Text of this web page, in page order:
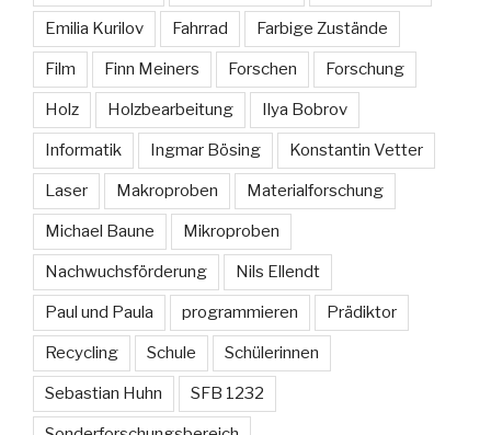
Emilia Kurilov Fahrrad Farbige Zustände
Film Finn Meiners Forschen Forschung
Holz Holzbearbeitung Ilya Bobrov
Informatik Ingmar Bösing Konstantin Vetter
Laser Makroproben Materialforschung
Michael Baune Mikroproben
Nachwuchsförderung Nils Ellendt
Paul und Paula programmieren Prädiktor
Recycling Schule Schülerinnen
Sebastian Huhn SFB 1232